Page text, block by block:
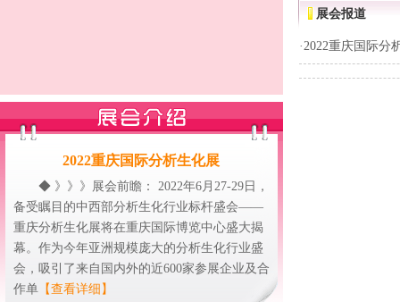
2022重庆国际分析生化展
◆ 》》》展会前瞻： 2022年6月27-29日，
备受瞩目的中西部分析生化行业标杆盛会——
重庆分析生化展将在重庆国际博览中心盛大揭
幕。作为今年亚洲规模庞大的分析生化行业盛
会，吸引了来自国内外的近600家参展企业及合
作单 【查看详细】
展会报道
·2022重庆国际分